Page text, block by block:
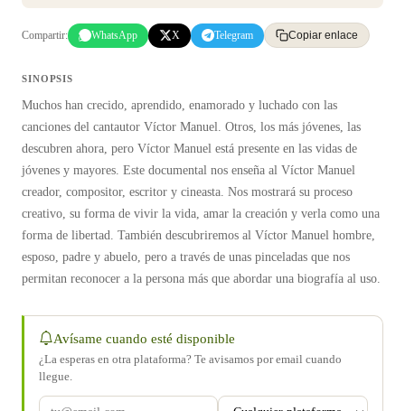
Compartir: WhatsApp X Telegram Copiar enlace
SINOPSIS
Muchos han crecido, aprendido, enamorado y luchado con las
canciones del cantautor Víctor Manuel. Otros, los más jóvenes, las
descubren ahora, pero Víctor Manuel está presente en las vidas de
jóvenes y mayores. Este documental nos enseña al Víctor Manuel
creador, compositor, escritor y cineasta. Nos mostrará su proceso
creativo, su forma de vivir la vida, amar la creación y verla como una
forma de libertad. También descubriremos al Víctor Manuel hombre,
esposo, padre y abuelo, pero a través de unas pinceladas que nos
permitan reconocer a la persona más que abordar una biografía al uso.
Avísame cuando esté disponible
¿La esperas en otra plataforma? Te avisamos por email cuando
llegue.